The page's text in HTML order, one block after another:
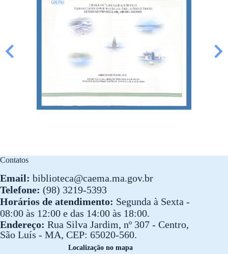
Contatos
Email: biblioteca@caema.ma.gov.br
Telefone: (98) 3219-5393
Horários de atendimento: Segunda à Sexta -
08:00 às 12:00 e das 14:00 às 18:00.
Endereço: Rua Silva Jardim, nº 307 - Centro,
São Luís - MA, CEP: 65020-560.
Localização no mapa